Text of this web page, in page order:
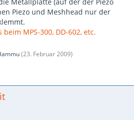
Piezo und Meshhead nur der
MPS-300, DD-602, etc.
(23. Februar 2009)